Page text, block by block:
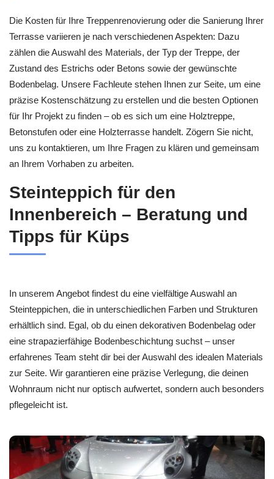
Die Kosten für Ihre Treppenrenovierung oder die Sanierung Ihrer
Terrasse variieren je nach verschiedenen Aspekten: Dazu
zählen die Auswahl des Materials, der Typ der Treppe, der
Zustand des Estrichs oder Betons sowie der gewünschte
Bodenbelag. Unsere Fachleute stehen Ihnen zur Seite, um eine
präzise Kostenschätzung zu erstellen und die besten Optionen
für Ihr Projekt zu finden – ob es sich um eine Holztreppe,
Betonstufen oder eine Holzterrasse handelt. Zögern Sie nicht,
uns zu kontaktieren, um Ihre Fragen zu klären und gemeinsam
an Ihrem Vorhaben zu arbeiten.
Steinteppich für den
Innenbereich – Beratung und
Tipps für Küps
In unserem Angebot findest du eine vielfältige Auswahl an
Steinteppichen, die in unterschiedlichen Farben und Strukturen
erhältlich sind. Egal, ob du einen dekorativen Bodenbelag oder
eine strapazierfähige Bodenbeschichtung suchst – unser
erfahrenes Team steht dir bei der Auswahl des idealen Materials
zur Seite. Wir garantieren eine präzise Verlegung, die deinen
Wohnraum nicht nur optisch aufwertet, sondern auch besonders
pflegeleicht ist.